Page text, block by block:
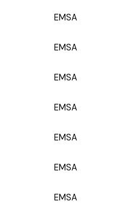
EMSA
EMSA
EMSA
EMSA
EMSA
EMSA
EMSA